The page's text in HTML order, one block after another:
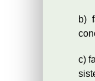
b)
c)